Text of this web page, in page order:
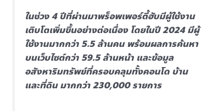
ในช่วง 4 ปีที่ผ่านมาพร็อพเพอร์ตี้ฮับมีผู้ใช้งาน
เติบโตเพิ่มขึ้นอย่างต่อเนื่อง โดยในปี 2024 มีผู้
ใช้งานมากกว่า 5.5 ล้านคน พร้อมผลการค้นหา
บนเว็บไซต์กว่า 59.5 ล้านหน้า และข้อมูล
อสังหาริมทรัพย์ที่ครอบคลุมทั้งคอนโด บ้าน
และที่ดิน มากกว่า 230,000 รายการ